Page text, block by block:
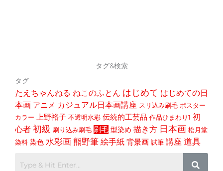
タグ&検索
タグ
たえちゃんねる ねこのふとん はじめて はじめての日
本画 アニメ カジュアル日本画講座 スリ込み刷毛 ポスター
カラー 上野裕子 不透明水彩 伝統的工芸品 作品ひまわり1 初
心者 初級 刷り込み刷毛 刷毛 型染め 描き方 日本画 松月堂
染料 染色 水彩画 熊野筆 絵手紙 背景画 試筆 講座 道具